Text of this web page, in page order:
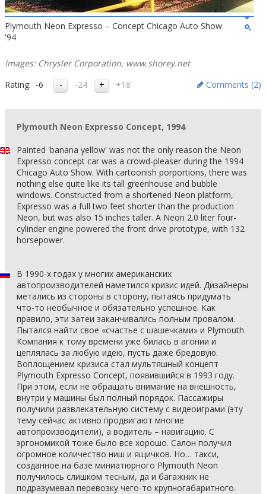
Plymouth Neon Expresso – Concept Chicago Auto Show
'94
Images: Chrysler Corporation, www.shorey.net
Rating: -6 -24 +18 Comments (2)
Plymouth Neon Expresso Concept, 1994
Painted 'banana yellow' was not the only reason the Neon
Expresso concept car was a crowd-pleaser during the 1994
Chicago Auto Show. With cartoonish porportions, there was
nothing else quite like its tall greenhouse and bubble
windows. Constructed from a shortened Neon platform,
Expresso was a full two feet shorter than the production
Neon, but was also 15 inches taller. A Neon 2.0 liter four-
cylinder engine powered the front drive prototype, with 132
horsepower.
В 1990-х годах у многих американских
автопроизводителей наметился кризис идей. Дизайнеры
метались из стороны в сторону, пытаясь придумать
что-то необычное и обязательно успешное. Как
правило, эти затеи заканчивались полным провалом.
Пытался найти свое «счастье с шашечками» и Plymouth.
Компания к тому времени уже билась в агонии и
цеплялась за любую идею, пусть даже бредовую.
Воплощением кризиса стал мультяшный концепт
Plymouth Expresso Concept, появившийся в 1993 году.
При этом, если не обращать внимание на внешность,
внутри у машины был полный порядок. Пассажиры
получили развлекательную систему с видеоиграми (эту
тему сейчас активно продвигают многие
автопроизводители), а водитель – навигацию. С
эргономикой тоже было все хорошо. Салон получил
огромное количество ниш и ящичков. Но… такси,
созданное на базе миниатюрного Plymouth Neon
получилось слишком тесным, да и багажник не
подразумевал перевозку чего-то крупногабаритного.